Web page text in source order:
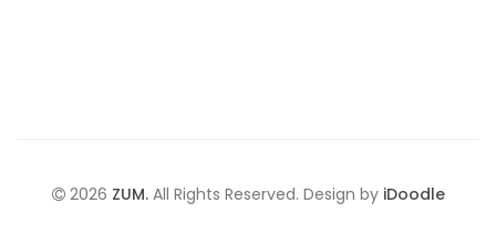
2026 ZUM. All Rights Reserved. Design byiDoodle